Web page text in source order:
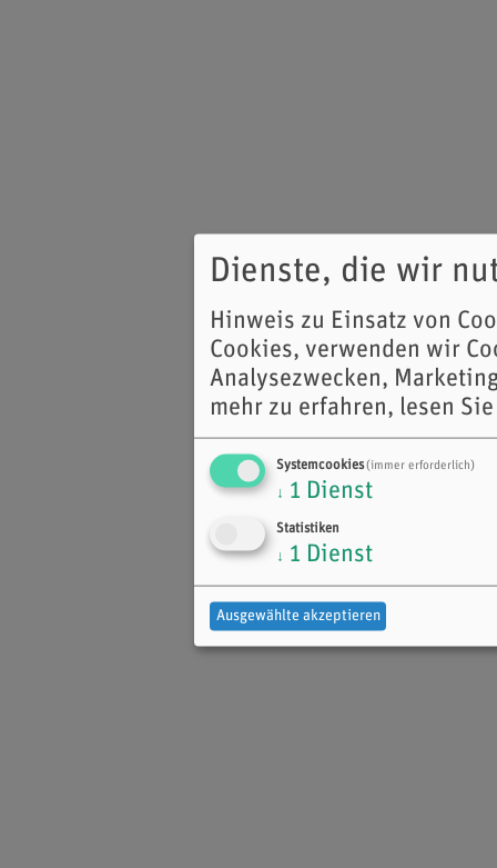
Dienste, die wir
Hinweis zu Einsatz von
Cookies, verwenden wir
Analysezwecken,
mehr zu erfahren, lesen
Systemcookies(immer erforderlich)
↓ 1 Dienst
Statistiken
↓ 1 Dienst
Ausgewählte akzeptieren